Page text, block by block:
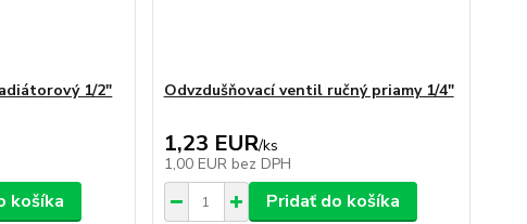
1/2"
košíka
Odvzdušňovací ventil ručný priamy 1/4"
1,23 EUR/ks
1,00 EUR bez DPH
Pridať do košíka